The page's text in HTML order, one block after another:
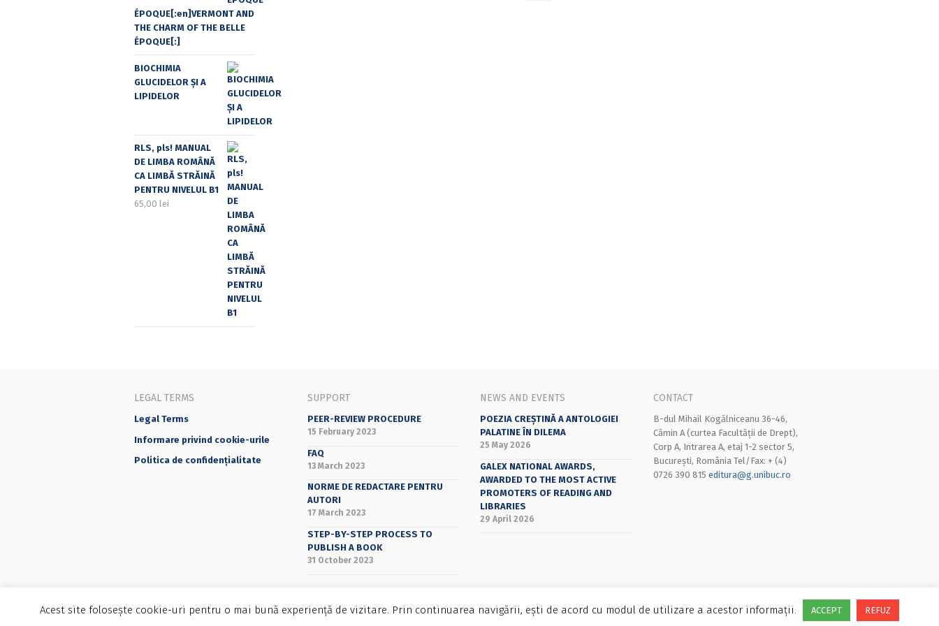
ÉPOQUE[:en]VERMONT AND
THE CHARM OF THE BELLE
ÉPOQUE[:]
BIOCHIMIA
GLUCIDELOR ȘI A
LIPIDELOR
RLS, pls! MANUAL
DE LIMBA ROMÂNĂ
CA LIMBĂ STRĂINĂ
PENTRU NIVELUL B1
65,00 lei
LEGAL TERMS
Legal Terms
Informare privind cookie-urile
Politica de confidențialitate
SUPPORT
PEER-REVIEW PROCEDURE
15 February 2023
FAQ
13 March 2023
NORME DE REDACTARE PENTRU
AUTORI
17 March 2023
STEP-BY-STEP PROCESS TO
PUBLISH A BOOK
31 October 2023
NEWS AND EVENTS
POEZIA CREȘTINĂ A ANTOLOGIEI
PALATINE ÎN DILEMA
25 May 2026
GALEX NATIONAL AWARDS,
AWARDED TO THE MOST ACTIVE
PROMOTERS OF READING AND
LIBRARIES
29 April 2026
CONTACT
B-dul Mihail Kogălniceanu 36-46,
Cămin A (curtea Facultății de Drept),
Corp A, Intrarea A, etaj 1-2 sector 5,
București, România Tel/Fax: + (4)
0726 390 815 editura@g.unibuc.ro
©2025 Editura Universității din București - Bucharest University Press
Acest site folosește cookie-uri pentru o mai bună experiență de vizitare. Prin continuarea navigării, ești de acord cu modul de utilizare a acestor informații. ACCEPT REFUZ